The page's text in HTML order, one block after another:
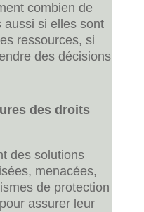
combien de
aussi si elles sont
ressources, si
des décisions
des droits
des solutions
menacées,
de protection
assurer leur